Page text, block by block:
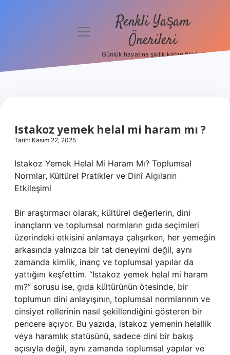
menüyü
Renkli Yaşam
Önerileri
Günlük hayatına şıklık katan fikirler!
Istakoz yemek helal mi haram mı ?
Tarih: Kasım 22, 2025
Istakoz Yemek Helal Mi Haram Mı? Toplumsal
Normlar, Kültürel Pratikler ve Dinî Algıların
Etkileşimi
Bir araştırmacı olarak, kültürel değerlerin, dini
inançların ve toplumsal normların gıda seçimleri
üzerindeki etkisini anlamaya çalışırken, her yemeğin
arkasında yalnızca bir tat deneyimi değil, aynı
zamanda kimlik, inanç ve toplumsal yapılar da
yattığını keşfettim. “Istakoz yemek helal mi haram
mı?” sorusu ise, gıda kültürünün ötesinde, bir
toplumun dini anlayışının, toplumsal normlarının ve
cinsiyet rollerinin nasıl şekillendiğini gösteren bir
pencere açıyor. Bu yazıda, istakoz yemenin helallik
veya haramlık statüsünü, sadece dini bir bakış
açısıyla değil, aynı zamanda toplumsal yapılar ve